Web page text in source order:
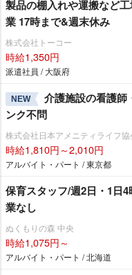
製品の棚入れや運搬など
業 17時まで&週末休み
株式会社トーコー
時給1,350円
派遣社員 / 大阪府
NEW
介護施設の看護師
ンク不問
株式会社日本アメニティライフ協
時給1,810円～2,010円
アルバイト・パート / 東京都
保育スタッフ/週2日・1日
業なし
ぬくもりの森 中央
時給1,075円～
アルバイト・パート / 北海道